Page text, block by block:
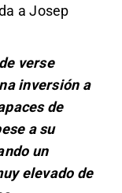
a Josep
verse
inversión a
de
a su
un
elevado de